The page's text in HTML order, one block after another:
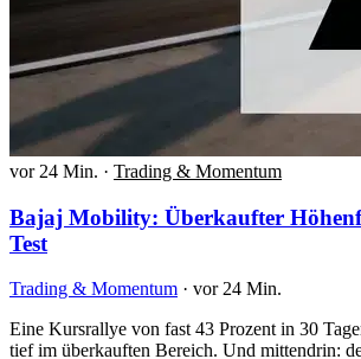
vor 24 Min. · Trading & Momentum
Bajaj Mobility: Überkaufter
Test
Trading & Momentum · vor 24 Min.
Eine Kursrallye von fast 43 Prozent in 30
tief im überkauften Bereich. Und mittendrin: